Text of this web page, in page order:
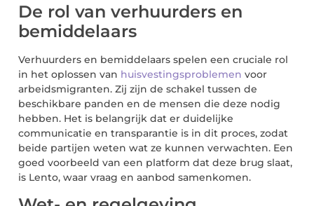
De rol van verhuurders en
bemiddelaars
Verhuurders en bemiddelaars spelen een cruciale rol
in het oplossen van huisvestingsproblemen voor
arbeidsmigranten. Zij zijn de schakel tussen de
beschikbare panden en de mensen die deze nodig
hebben. Het is belangrijk dat er duidelijke
communicatie en transparantie is in dit proces, zodat
beide partijen weten wat ze kunnen verwachten. Een
goed voorbeeld van een platform dat deze brug slaat,
is Lento, waar vraag en aanbod samenkomen.